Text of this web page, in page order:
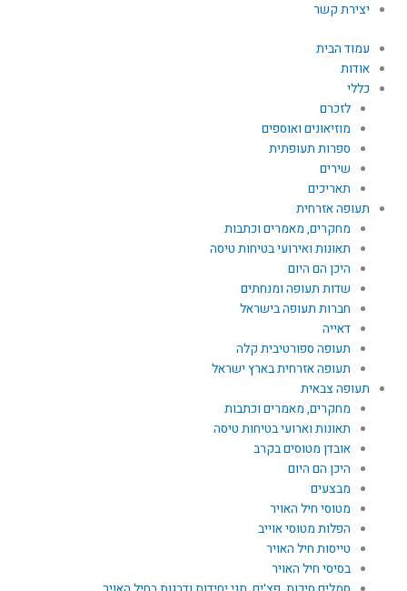
יצירת קשר
עמוד הבית
אודות
כללי
לזכרם
מוזיאונים ואוספים
ספרות תעופתית
שירים
תאריכים
תעופה אזרחית
מחקרים, מאמרים וכתבות
תאונות ואירועי בטיחות טיסה
היכן הם היום
שדות תעופה ומנחתים
חברות תעופה בישראל
דאייה
תעופה ספורטיבית קלה
תעופה אזרחית בארץ ישראל
תעופה צבאית
מחקרים, מאמרים וכתבות
תאונות וארועי בטיחות טיסה
אובדן מטוסים בקרב
היכן הם היום
מבצעים
מטוסי חיל האויר
הפלות מטוסי אוייב
טייסות חיל האויר
בסיסי חיל האויר